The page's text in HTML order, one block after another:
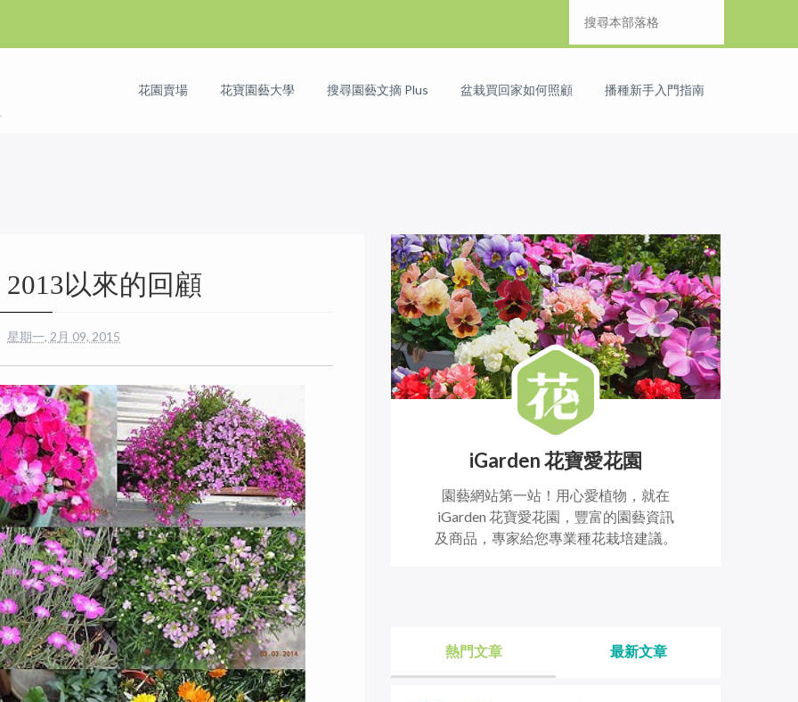
花園賣場 花寶園藝大學 搜尋園藝文摘 Plus 盆栽買回家如何照顧 播種新手入門指南
以來的回顧
星期一, 2月 09, 2015
iGarden 花寶愛花園
園藝網站第一站！用心愛植物，就在
iGarden 花寶愛花園，豐富的園藝資訊
及商品，專家給您專業種花栽培建議。
熱門文章 最新文章